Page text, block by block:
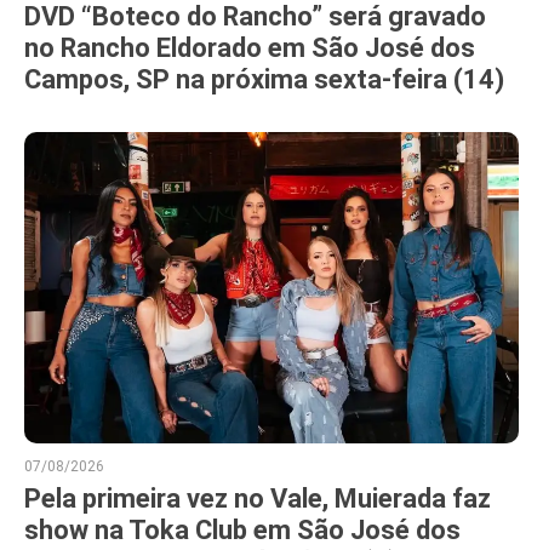
DVD “Boteco do Rancho” será gravado
no Rancho Eldorado em São José dos
Campos, SP na próxima sexta-feira (14)
07/08/2026
Pela primeira vez no Vale, Muierada faz
show na Toka Club em São José dos